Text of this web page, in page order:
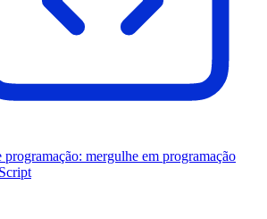
mergulhe em programação